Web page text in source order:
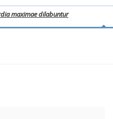
maximae dilabuntur